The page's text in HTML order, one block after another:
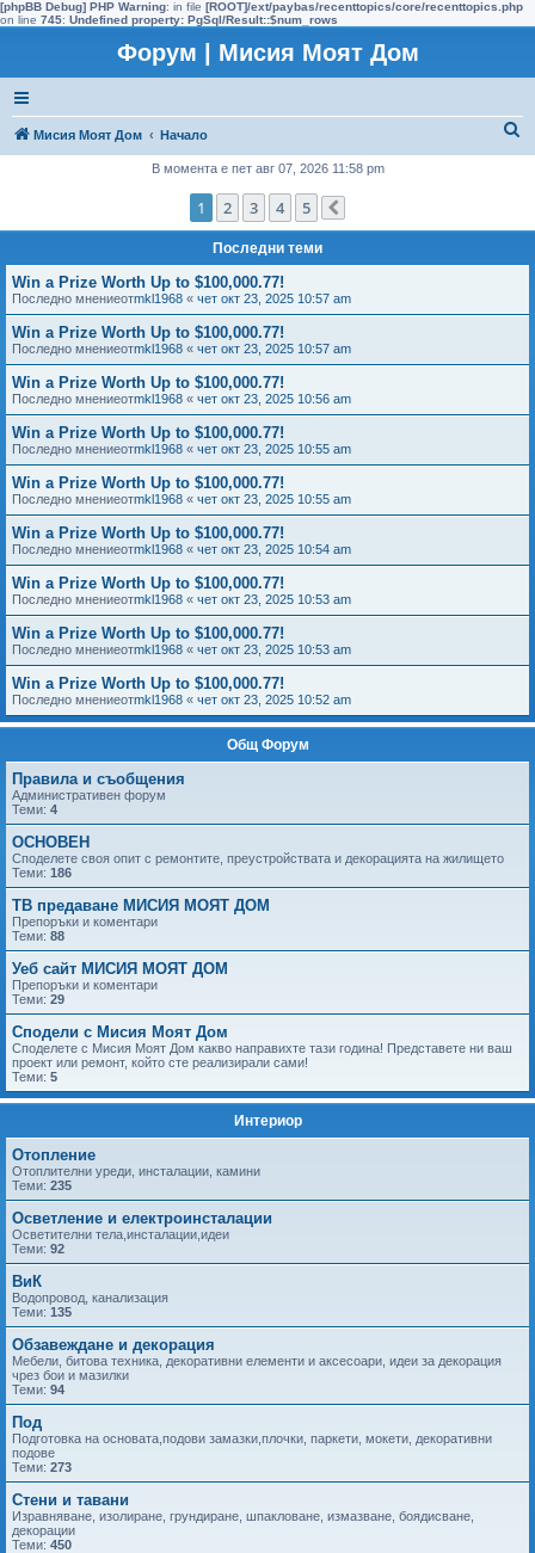
[phpBB Debug] PHP Warning: in file [ROOT]/ext/paybas/recenttopics/core/recenttopics.php
on line 745: Undefined property: PgSql/Result::$num_rows
Форум | Мисия Моят Дом
Мисия Моят Дом Начало
В момента е пет авг 07, 2026 11:58 pm
1 2 3 4 5
Последни теми
Win a Prize Worth Up to $100,000.77!
Последно мнениеотmkl1968 « чет окт 23, 2025 10:57 am
Win a Prize Worth Up to $100,000.77!
Последно мнениеотmkl1968 « чет окт 23, 2025 10:57 am
Win a Prize Worth Up to $100,000.77!
Последно мнениеотmkl1968 « чет окт 23, 2025 10:56 am
Win a Prize Worth Up to $100,000.77!
Последно мнениеотmkl1968 « чет окт 23, 2025 10:55 am
Win a Prize Worth Up to $100,000.77!
Последно мнениеотmkl1968 « чет окт 23, 2025 10:55 am
Win a Prize Worth Up to $100,000.77!
Последно мнениеотmkl1968 « чет окт 23, 2025 10:54 am
Win a Prize Worth Up to $100,000.77!
Последно мнениеотmkl1968 « чет окт 23, 2025 10:53 am
Win a Prize Worth Up to $100,000.77!
Последно мнениеотmkl1968 « чет окт 23, 2025 10:53 am
Win a Prize Worth Up to $100,000.77!
Последно мнениеотmkl1968 « чет окт 23, 2025 10:52 am
Общ Форум
Правила и съобщения
Административен форум
Теми: 4
ОСНОВЕН
Споделете своя опит с ремонтите, преустройствата и декорацията на жилището
Теми: 186
ТВ предаване МИСИЯ МОЯТ ДОМ
Препоръки и коментари
Теми: 88
Уеб сайт МИСИЯ МОЯТ ДОМ
Препоръки и коментари
Теми: 29
Сподели с Мисия Моят Дом
Споделете с Мисия Моят Дом какво направихте тази година! Представете ни ваш
проект или ремонт, който сте реализирали сами!
Теми: 5
Интериор
Отопление
Отоплителни уреди, инсталации, камини
Теми: 235
Осветление и електроинсталации
Осветителни тела,инсталации,идеи
Теми: 92
ВиК
Водопровод, канализация
Теми: 135
Обзавеждане и декорация
Мебели, битова техника, декоративни елементи и аксесоари, идеи за декорация
чрез бои и мазилки
Теми: 94
Под
Подготовка на основата,подови замазки,плочки, паркети, мокети, декоративни
подове
Теми: 273
Стени и тавани
Изравняване, изолиране, грундиране, шпакловане, измазване, боядисване,
декорации
Теми: 450